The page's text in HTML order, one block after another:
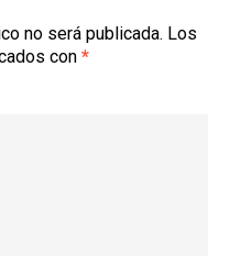
no será publicada. Los
con *